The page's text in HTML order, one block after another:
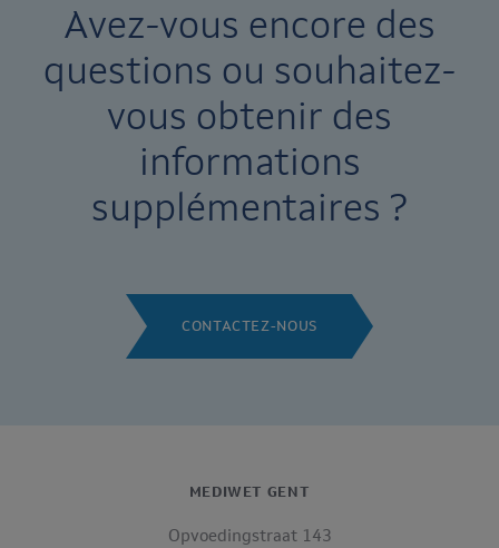
Avez-vous encore des
questions ou souhaitez-
vous obtenir des
informations
supplémentaires ?
CONTACTEZ-NOUS
MEDIWET GENT
Opvoedingstraat 143